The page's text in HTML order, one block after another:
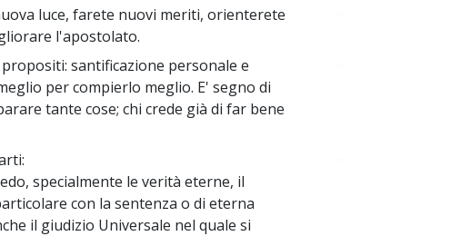
luce, farete nuovi meriti, orienterete
l'apostolato.
santificazione personale e
per compierlo meglio. E' segno di
tante cose; chi crede già di far bene
specialmente le verità eterne, il
con la sentenza o di eterna
il giudizio Universale nel quale si